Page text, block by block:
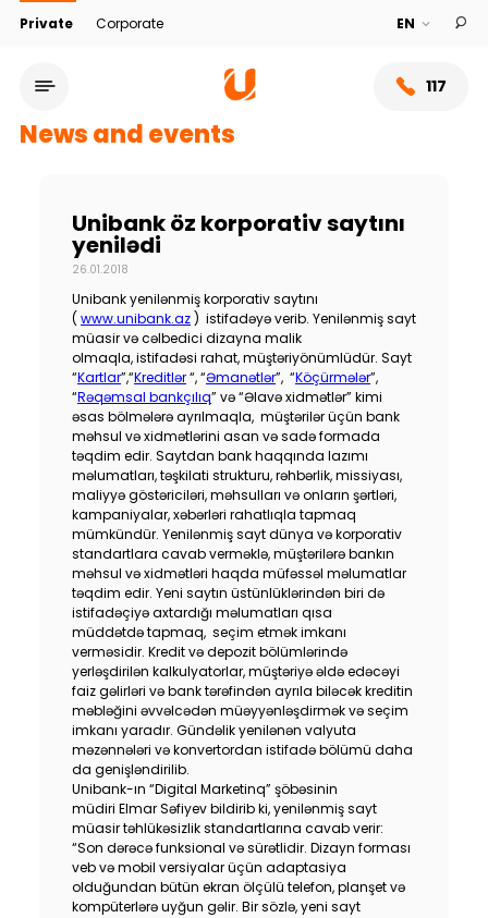
Private Corporate
117
Service network
About bank
Sustainability
Cashback
Tariffs
Human Resources
Contact us
F.A.Q
News and events
Unibank öz korporativ saytını
yenilədi
26.01.2018
Unibank yenilənmiş korporativ saytını
( www.unibank.az ) istifadəyə verib. Yenilənmiş sayt
müasir və cəlbedici dizayna malik
olmaqla, istifadəsi rahat, müştəriyönümlüdür. Sayt
“Kartlar”,“Kreditlər“, “Əmanətlər”, “Köçürmələr”,
“Rəqəmsal bankçılıq” və “Əlavə xidmətlər” kimi
əsas bölmələrə ayrılmaqla, müştərilər üçün bank
məhsul və xidmətlərini asan və sadə formada
təqdim edir. Saytdan bank haqqında lazımı
məlumatları, təşkilati strukturu, rəhbərlik, missiyası,
maliyyə göstəriciləri, məhsulları və onların şərtləri,
kampaniyalar, xəbərləri rahatlıqla tapmaq
mümkündür. Yenilənmiş sayt dünya və korporativ
standartlara cavab verməklə, müştərilərə bankın
məhsul və xidmətləri haqda müfəssəl məlumatlar
təqdim edir. Yeni saytın üstünlüklərindən biri də
istifadəçiyə axtardığı məlumatları qısa
müddətdə tapmaq, seçim etmək imkanı
verməsidir. Kredit və depozit bölümlərində
yerləşdirilən kalkulyatorlar, müştəriyə əldə edəcəyi
faiz gəlirləri və bank tərəfindən ayrıla biləcək kreditin
məbləğini əvvəlcədən müəyyənləşdirmək və seçim
imkanı yaradır. Gündəlik yenilənən valyuta
məzənnələri və konvertordan istifadə bölümü daha
da genişləndirilib.
Unibank-ın “Digital Marketinq” şöbəsinin
müdiri Elmar Səfiyev bildirib ki, yenilənmiş sayt
müasir təhlükəsizlik standartlarına cavab verir:
“Son dərəcə funksional və sürətlidir. Dizayn forması
veb və mobil versiyalar üçün adaptasiya
olduğundan bütün ekran ölçülü telefon, planşet və
kompüterlərə uyğun gəlir. Bir sözlə, yeni sayt